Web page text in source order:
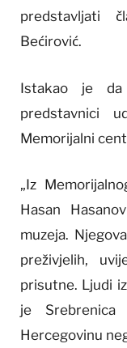
predstavljati
Bećirović.
Istakao je
predstavnici
Memorijalni
„Iz
Hasan
muzeja.
preživjelih,
prisutne. Ljudi
je
Hercegovinu